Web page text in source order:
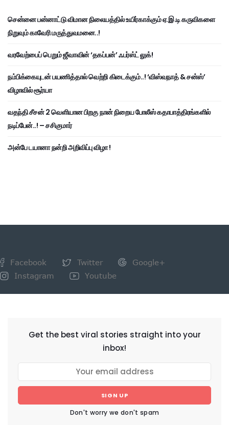
சென்னை பன்னாட்டு விமான நிலையத்தில் உயிர்காக்கும் ஏ.இ.டி கருவிகளை
நிறுவும் காவேரி மருத்துவமனை..!
வரவேற்பைப் பெறும் ஜீவாவின் ‘தகப்பன்’ ஃபர்ஸ்ட் லுக்!
நம்பிக்கையுடன் பயணித்தால் வெற்றி கிடைக்கும்..! ‘விஸ்வநாத் & சன்ஸ்’
விழாவில் சூர்யா
வதந்தி சீசன் 2 வெளியான பிறகு நான் நிறைய போலீஸ் கதாபாத்திரங்களில்
நடிப்பேன்..! – சசிகுமார்
அன்பே டயானா நன்றி அறிவிப்பு விழா !
Facebook Twitter
Google+
Instagram
Youtube
Get the best viral stories straight into your
inbox!
SIGN UP
Don't worry we don't spam